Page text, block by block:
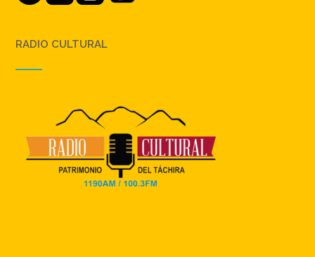
RADIO CULTURAL